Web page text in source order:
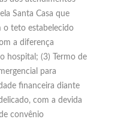
Santa Casa que
o teto estabelecido
a diferença
hospital; (3) Termo de
para
financeira diante
com a devida
convênio